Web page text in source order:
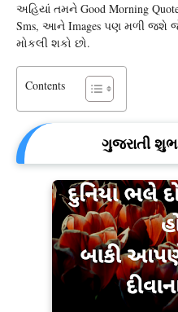
અહિયાં તમને Good Morning
Sms, આને Images પણ મળી જશે
મોકલી શકો છો.
Contents
ગુજરાતી શુભ